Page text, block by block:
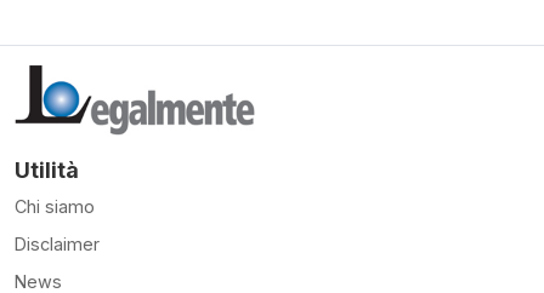
Utilità
Chi siamo
Disclaimer
News